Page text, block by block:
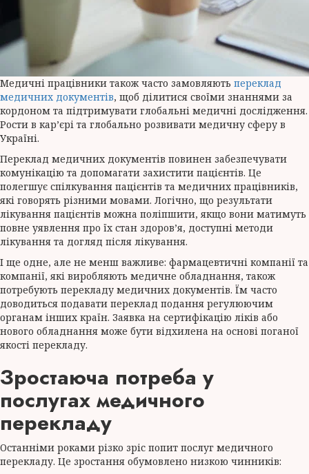
Медичні працівники також часто замовляють переклад
медичних документів, щоб ділитися своїми знаннями за
кордоном та підтримувати глобальні медичні дослідження.
Рости в кар’єрі та глобально розвивати медичну сферу в
Україні.
Переклад медичних документів повинен забезпечувати
комунікацію та допомагати захистити пацієнтів. Це
полегшує спілкування пацієнтів та медичних працівників,
які говорять різними мовами. Логічно, що результати
лікування пацієнтів можна поліпшити, якщо вони матимуть
повне уявлення про їх стан здоров’я, доступні методи
лікування та догляд після лікування.
І ще одне, але не менш важливе: фармацевтичні компанії та
компанії, які виробляють медичне обладнання, також
потребують перекладу медичних документів. Їм часто
доводиться подавати переклад подання регулюючим
органам інших країн. Заявка на сертифікацію ліків або
нового обладнання може бути відхилена на основі поганої
якості перекладу.
Зростаюча потреба у
послугах медичного
перекладу
Останніми роками різко зріс попит послуг медичного
перекладу. Це зростання обумовлено низкою чинників: